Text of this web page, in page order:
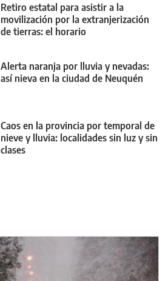
Retiro estatal para asistir a la
movilización por la extranjerización
de tierras: el horario
Alerta naranja por lluvia y nevadas:
así nieva en la ciudad de Neuquén
Caos en la provincia por temporal de
nieve y lluvia: localidades sin luz y sin
clases